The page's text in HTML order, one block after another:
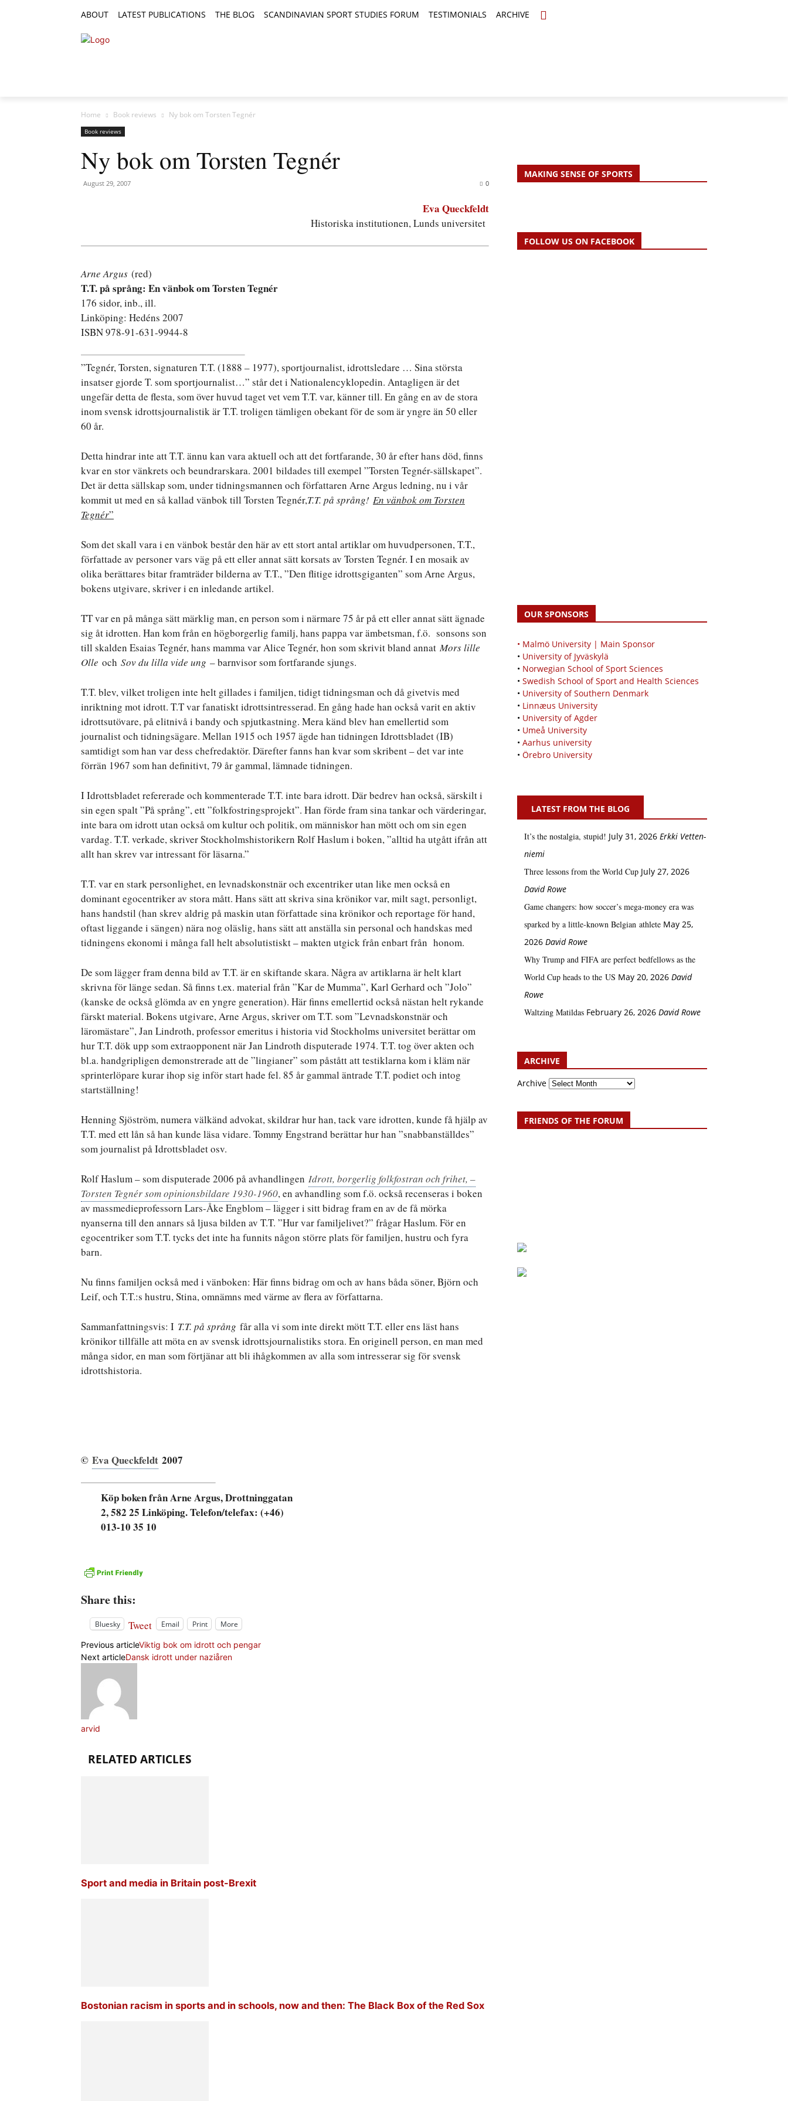
ABOUT LATEST PUBLICATIONS THE BLOG SCANDINAVIAN SPORT STUDIES FORUM TESTIMONIALS ARCHIVE
Home Book reviews Ny bok om Torsten Tegnér
Book reviews
Ny bok om Torsten Tegnér
August 29, 2007 0
Eva Queckfeldt
Historiska institutionen, Lunds universitet
Arne Argus (red)
T.T. på språng: En vänbok om Torsten Tegnér
176 sidor, inb., ill.
Linköping: Hedéns 2007
ISBN 978-91-631-9944-8
”Tegnér, Torsten, signaturen T.T. (1888 – 1977), sportjournalist, idrottsledare … Sina största
insatser gjorde T. som sportjournalist…” står det i Nationalencyklopedin. Antagligen är det
ungefär detta de flesta, som över huvud taget vet vem T.T. var, känner till. En gång en av de stora
inom svensk idrottsjournalistik är T.T. troligen tämligen obekant för de som är yngre än 50 eller
60 år.
Detta hindrar inte att T.T. ännu kan vara aktuell och att det fortfarande, 30 år efter hans död, finns
kvar en stor vänkrets och beundrarskara. 2001 bildades till exempel ”Torsten Tegnér-sällskapet”.
Det är detta sällskap som, under tidningsmannen och författaren Arne Argus ledning, nu i vår
kommit ut med en så kallad vänbok till Torsten Tegnér,T.T. på språng! En vänbok om Torsten
Tegnér”
Som det skall vara i en vänbok består den här av ett stort antal artiklar om huvudpersonen, T.T.,
författade av personer vars väg på ett eller annat sätt korsats av Torsten Tegnér. I en mosaik av
olika berättares bitar framträder bilderna av T.T., ”Den flitige idrottsgiganten” som Arne Argus,
bokens utgivare, skriver i en inledande artikel.
TT var en på många sätt märklig man, en person som i närmare 75 år på ett eller annat sätt ägnade
sig åt idrotten. Han kom från en högborgerlig familj, hans pappa var ämbetsman, f.ö. sonsons son
till skalden Esaias Tegnér, hans mamma var Alice Tegnér, hon som skrivit bland annatMors lille
Olle och Sov du lilla vide ung – barnvisor som fortfarande sjungs.
T.T. blev, vilket troligen inte helt gillades i familjen, tidigt tidningsman och då givetvis med
inriktning mot idrott. T.T var fanatiskt idrottsintresserad. En gång hade han också varit en aktiv
idrottsutövare, på elitnivå i bandy och spjutkastning. Mera känd blev han emellertid som
journalist och tidningsägare. Mellan 1915 och 1957 ägde han tidningen Idrottsbladet (IB)
samtidigt som han var dess chefredaktör. Därefter fanns han kvar som skribent – det var inte
förrän 1967 som han definitivt, 79 år gammal, lämnade tidningen.
I Idrottsbladet refererade och kommenterade T.T. inte bara idrott. Där bedrev han också, särskilt i
sin egen spalt ”På språng”, ett ”folkfostringsprojekt”. Han förde fram sina tankar och värderingar,
inte bara om idrott utan också om kultur och politik, om människor han mött och om sin egen
vardag. T.T. verkade, skriver Stockholmshistorikern Rolf Haslum i boken, ”alltid ha utgått ifrån att
allt han skrev var intressant för läsarna.”
T.T. var en stark personlighet, en levnadskonstnär och excentriker utan like men också en
dominant egocentriker av stora mått. Hans sätt att skriva sina krönikor var, milt sagt, personligt,
hans handstil (han skrev aldrig på maskin utan författade sina krönikor och reportage för hand,
oftast liggande i sängen) nära nog oläslig, hans sätt att anställa sin personal och handskas med
tidningens ekonomi i många fall helt absolutistiskt – makten utgick från enbart från honom.
De som lägger fram denna bild av T.T. är en skiftande skara. Några av artiklarna är helt klart
skrivna för länge sedan. Så finns t.ex. material från ”Kar de Mumma”, Karl Gerhard och ”Jolo”
(kanske de också glömda av en yngre generation). Här finns emellertid också nästan helt rykande
färskt material. Bokens utgivare, Arne Argus, skriver om T.T. som ”Levnadskonstnär och
läromästare”, Jan Lindroth, professor emeritus i historia vid Stockholms universitet berättar om
hur T.T. dök upp som extraopponent när Jan Lindroth disputerade 1974. T.T. tog över akten och
bl.a. handgripligen demonstrerade att de ”lingianer” som påstått att testiklarna kom i kläm när
sprinterlöpare kurar ihop sig inför start hade fel. 85 år gammal äntrade T.T. podiet och intog
startställning!
Henning Sjöström, numera välkänd advokat, skildrar hur han, tack vare idrotten, kunde få hjälp av
T.T. med ett lån så han kunde läsa vidare. Tommy Engstrand berättar hur han ”snabbanställdes”
som journalist på Idrottsbladet osv.
Rolf Haslum – som disputerade 2006 på avhandlingen Idrott, borgerlig folkfostran och frihet, –
Torsten Tegnér som opinionsbildare 1930-1960, en avhandling som f.ö. också recenseras i boken
av massmedieprofessorn Lars-Åke Engblom – lägger i sitt bidrag fram en av de få mörka
nyanserna till den annars så ljusa bilden av T.T. ”Hur var familjelivet?” frågar Haslum. För en
egocentriker som T.T. tycks det inte ha funnits någon större plats för familjen, hustru och fyra
barn.
Nu finns familjen också med i vänboken: Här finns bidrag om och av hans båda söner, Björn och
Leif, och T.T.:s hustru, Stina, omnämns med värme av flera av författarna.
Sammanfattningsvis: I T.T. på språng får alla vi som inte direkt mött T.T. eller ens läst hans
krönikor tillfälle att möta en av svensk idrottsjournalistiks stora. En originell person, en man med
många sidor, en man som förtjänar att bli ihågkommen av alla som intresserar sig för svensk
idrottshistoria.
© Eva Queckfeldt 2007
Köp boken från Arne Argus, Drottninggatan
2, 582 25 Linköping. Telefon/telefax: (+46)
013-10 35 10
Share this:
Bluesky Tweet Email Print More
Previous articleViktig bok om idrott och pengar
Next articleDansk idrott under naziåren
arvid
RELATED ARTICLES
Sport and media in Britain post-Brexit
Bostonian racism in sports and in schools, now and then: The Black Box of the Red Sox
MAKING SENSE OF SPORTS
FOLLOW US ON FACEBOOK
OUR SPONSORS
• Malmö University | Main Sponsor
• University of Jyväskylä
• Norwegian School of Sport Sciences
• Swedish School of Sport and Health Sciences
• University of Southern Denmark
• Linnæus University
• University of Agder
• Umeå University
• Aarhus university
• Örebro University
LATEST FROM THE BLOG
It’s the nostalgia, stupid! July 31, 2026 Erkki Vetten­­
niemi
Three lessons from the World Cup July 27, 2026
David Rowe
Game changers: how soccer’s mega‑money era was
sparked by a little‑known Belgian athlete May 25,
2026 David Rowe
Why Trump and FIFA are perfect bedfellows as the
World Cup heads to the US May 20, 2026 David
Rowe
Waltzing Matildas February 26, 2026 David Rowe
ARCHIVE
Archive
FRIENDS OF THE FORUM